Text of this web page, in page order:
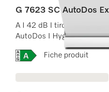
G 7623 SC AutoDos
A I 42 dB I tiroir à couverts
AutoDos I Hygiène 75 °C
Online Label Flag,
Fiche produit